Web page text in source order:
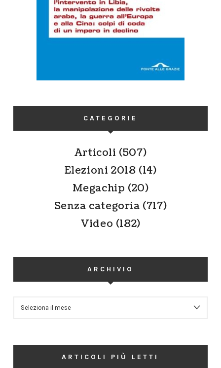
CATEGORIE
Articoli (507)
Elezioni 2018 (14)
Megachip (20)
Senza categoria (717)
Video (182)
ARCHIVIO
ARTICOLI PIÙ LETTI